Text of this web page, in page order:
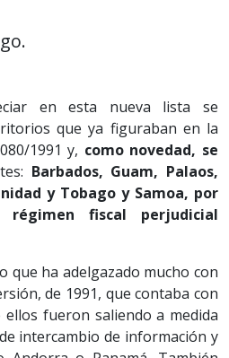
en esta nueva lista se
que ya figuraban en la
1991 y, como novedad, se
Barbados, Guam, Palaos,
y Tobago y Samoa, por
fiscal perjudicial
que ha adelgazado mucho con
de 1991, que contaba con
fueron saliendo a medida
intercambio de información y